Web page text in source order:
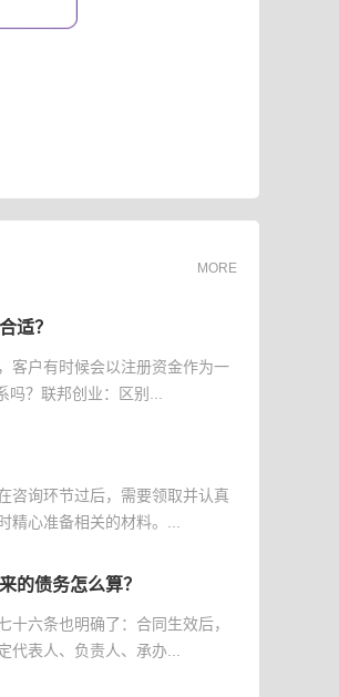
MORE
适？
客户有时候会以注册资金作为一
？联邦创业：区别...
咨询环节过后，需要领取并认真
精心准备相关的材料。...
的债务怎么算？
六条也明确了：合同生效后，
代表人、负责人、承办...